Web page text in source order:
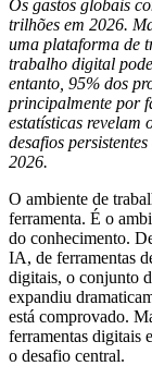
Os gastos globais
trilhões em 2026.
uma plataforma de
trabalho digital
entanto, 95% dos
principalmente por
estatísticas revelam
desafios
2026.
O ambiente de
ferramenta. É o
do conhecimento.
IA, de ferramentas
digitais, o conjunto
expandiu
está comprovado.
ferramentas digitais
o desafio central.